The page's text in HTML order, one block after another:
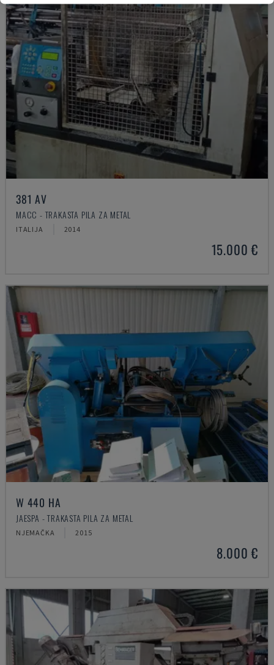
381 AV
MACC - TRAKASTA PILA ZA METAL
ITALIJA 2014
15.000 €
W 440 HA
JAESPA - TRAKASTA PILA ZA METAL
NJEMAČKA 2015
8.000 €